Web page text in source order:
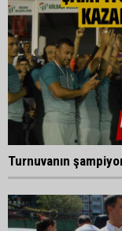
Turnuvanın